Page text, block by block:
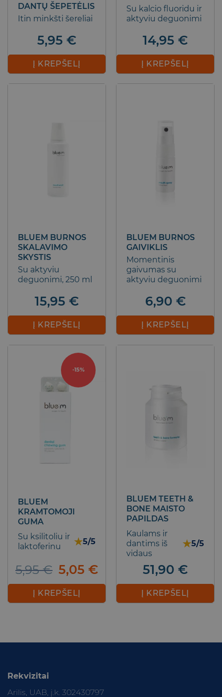
DANTŲ ŠEPETĖLIS
Itin minkšti šereliai
5,95 €
Į KREPŠELĮ
Su kalcio fluoridu ir
aktyviu deguonimi
14,95 €
Į KREPŠELĮ
BLUEM BURNOS
SKALAVIMO
SKYSTIS
Su aktyviu
deguonimi, 250 ml
15,95 €
Į KREPŠELĮ
BLUEM BURNOS
GAIVIKLIS
Momentinis
gaivumas su
aktyviu deguonimi
6,90 €
Į KREPŠELĮ
-15%
BLUEM
KRAMTOMOJI
GUMA
Su ksilitoliu ir
laktoferinu
★5/5
5,95€ Original
price
was:
5,95 €.
5,05 €Current
price
5,05 €.
Į KREPŠELĮ
BLUEM TEETH &
BONE MAISTO
PAPILDAS
Kaulams ir
dantims iš
vidaus
★5/5
51,90 €
Į KREPŠELĮ
Rekvizitai
Arilis, UAB, į.k. 302430797